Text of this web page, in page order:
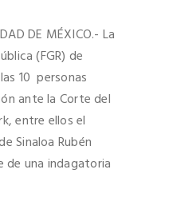
DE MÉXICO.- La
(FGR) de
10 personas
ante la Corte del
entre ellos el
Sinaloa Rubén
de una indagatoria